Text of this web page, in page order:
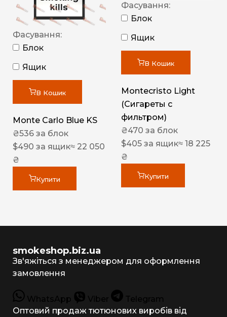
Фасування:
Блок
Ящик
В Кошик
Monte Carlo Blue KS
₴536 за блок
$490 за ящик≈ 22 050
₴
Купити
Фасування:
Блок
Ящик
В Кошик
Montecristo Light
(Сигареты с
фильтром)
₴470 за блок
$405 за ящик≈ 18 225
₴
Купити
smokeshop.biz.ua
Зв'яжіться з менеджером для оформлення
замовлення
WhatsApp Viber
Telegram
Оптовий продаж тютюнових виробів від